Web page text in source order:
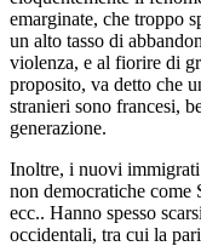
emarginate, che troppo
un alto tasso di
violenza, e al fiorire di
proposito, va detto che
stranieri sono francesi,
generazione.
Inoltre, i nuovi immigrati
non democratiche come
ecc.. Hanno spesso
occidentali, tra cui la